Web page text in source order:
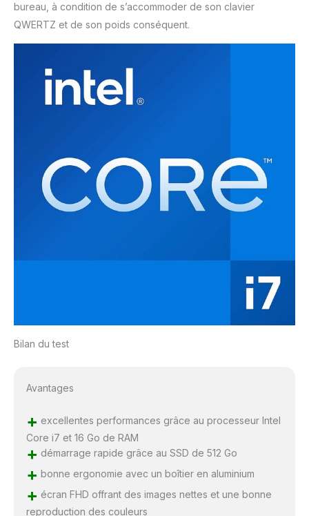
bureau, à condition de s’accommoder de son clavier
QWERTZ et de son poids conséquent.
Bilan du test
Avantages
+ excellentes performances grâce au processeur Intel
Core i7 et 16 Go de RAM
+ démarrage rapide grâce au SSD de 512 Go
+ bonne ergonomie avec un boîtier en aluminium
+ écran FHD offrant des images nettes et une bonne
reproduction des couleurs